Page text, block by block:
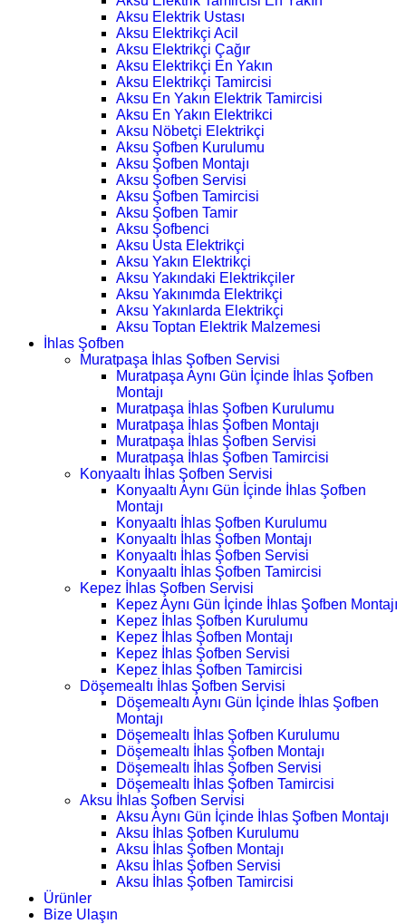
Aksu Elektrik Ustası
Aksu Elektrikçi Acil
Aksu Elektrikçi Çağır
Aksu Elektrikçi En Yakın
Aksu Elektrikçi Tamircisi
Aksu En Yakın Elektrik Tamircisi
Aksu En Yakın Elektrikci
Aksu Nöbetçi Elektrikçi
Aksu Şofben Kurulumu
Aksu Şofben Montajı
Aksu Şofben Servisi
Aksu Şofben Tamircisi
Aksu Şofben Tamir
Aksu Şofbenci
Aksu Usta Elektrikçi
Aksu Yakın Elektrikçi
Aksu Yakındaki Elektrikçiler
Aksu Yakınımda Elektrikçi
Aksu Yakınlarda Elektrikçi
Aksu Toptan Elektrik Malzemesi
İhlas Şofben
Muratpaşa İhlas Şofben Servisi
Muratpaşa Aynı Gün İçinde İhlas Şofben
Montajı
Muratpaşa İhlas Şofben Kurulumu
Muratpaşa İhlas Şofben Montajı
Muratpaşa İhlas Şofben Servisi
Muratpaşa İhlas Şofben Tamircisi
Konyaaltı İhlas Şofben Servisi
Konyaaltı Aynı Gün İçinde İhlas Şofben
Montajı
Konyaaltı İhlas Şofben Kurulumu
Konyaaltı İhlas Şofben Montajı
Konyaaltı İhlas Şofben Servisi
Konyaaltı İhlas Şofben Tamircisi
Kepez İhlas Şofben Servisi
Kepez Aynı Gün İçinde İhlas Şofben Montajı
Kepez İhlas Şofben Kurulumu
Kepez İhlas Şofben Montajı
Kepez İhlas Şofben Servisi
Kepez İhlas Şofben Tamircisi
Döşemealtı İhlas Şofben Servisi
Döşemealtı Aynı Gün İçinde İhlas Şofben
Montajı
Döşemealtı İhlas Şofben Kurulumu
Döşemealtı İhlas Şofben Montajı
Döşemealtı İhlas Şofben Servisi
Döşemealtı İhlas Şofben Tamircisi
Aksu İhlas Şofben Servisi
Aksu Aynı Gün İçinde İhlas Şofben Montajı
Aksu İhlas Şofben Kurulumu
Aksu İhlas Şofben Montajı
Aksu İhlas Şofben Servisi
Aksu İhlas Şofben Tamircisi
Ürünler
Bize Ulaşın